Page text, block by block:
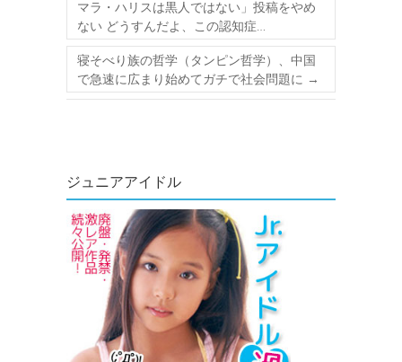
マラ・ハリスは黒人ではない」投稿をやめ
ない どうすんだよ、この認知症…
寝そべり族の哲学（タンピン哲学）、中国
で急速に広まり始めてガチで社会問題に →
ジュニアアイドル